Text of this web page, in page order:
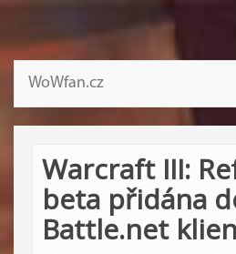
WoWfan.cz
Warcraft III:
beta přidána
Battle.net